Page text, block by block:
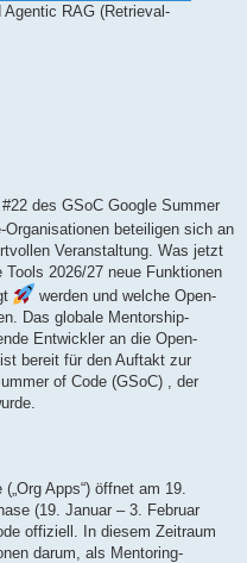
Agentic RAG (Retrieval-
des GSoC Google Summer
beteiligen sich an
Veranstaltung. Was jetzt
2026/27 neue Funktionen
werden und welche Open-
Das globale Mentorship-
Entwickler an die Open-
bereit für den Auftakt zur
of Code (GSoC) , der
Apps“) öffnet am 19.
(19. Januar – 3. Februar
offiziell. In diesem Zeitraum
darum, als Mentoring-